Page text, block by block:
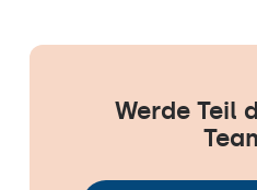
Werde Teil